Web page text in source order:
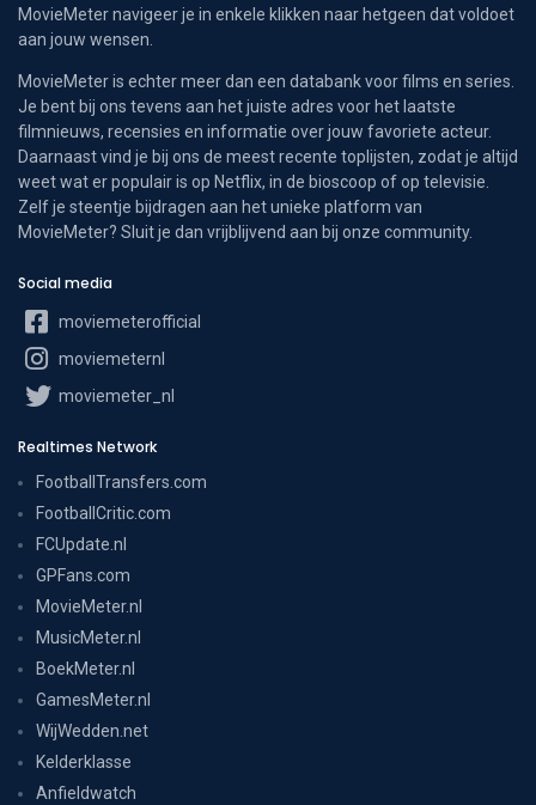
MovieMeter navigeer je in enkele klikken naar hetgeen dat voldoet
aan jouw wensen.
MovieMeter is echter meer dan een databank voor films en series.
Je bent bij ons tevens aan het juiste adres voor het laatste
filmnieuws, recensies en informatie over jouw favoriete acteur.
Daarnaast vind je bij ons de meest recente toplijsten, zodat je altijd
weet wat er populair is op Netflix, in de bioscoop of op televisie.
Zelf je steentje bijdragen aan het unieke platform van
MovieMeter? Sluit je dan vrijblijvend aan bij onze community.
Social media
moviemeterofficial
moviemeternl
moviemeter_nl
Realtimes Network
FootballTransfers.com
FootballCritic.com
FCUpdate.nl
GPFans.com
MovieMeter.nl
MusicMeter.nl
BoekMeter.nl
GamesMeter.nl
WijWedden.net
Kelderklasse
Anfieldwatch